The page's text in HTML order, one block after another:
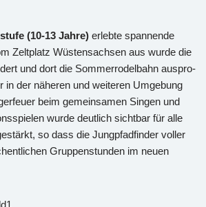
(10-13 Jahre) er­leb­te span­nen­de
Zelt­platz Wüs­ten­sach­sen aus wurde die
und dort die Som­mer­ro­del­bahn aus­pro­
in der nä­he­ren und wei­te­ren Um­ge­bung
beim ge­mein­sa­men Sin­gen und
wurde deut­lich sicht­bar für alle
so dass die Jung­pfad­fin­der vol­ler
Grup­pen­stun­den im neuen